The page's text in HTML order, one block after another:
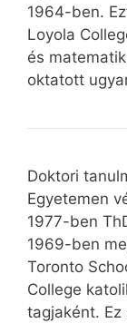
1964-ben.
Loyola
és
oktatott
Doktori
Egyetemen
1977-ben
1969-ben
Toronto
College
tagjaként.